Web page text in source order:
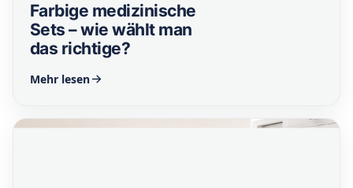
Farbige medizinische
Sets – wie wählt man
das richtige?
Mehr lesen